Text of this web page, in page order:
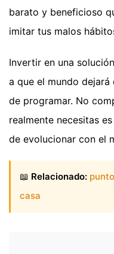
barato y beneficioso
imitar tus malos
Invertir en una
a que el mundo
de programar. No
realmente necesitas
de evolucionar con el
📖 Relacionado:
casa